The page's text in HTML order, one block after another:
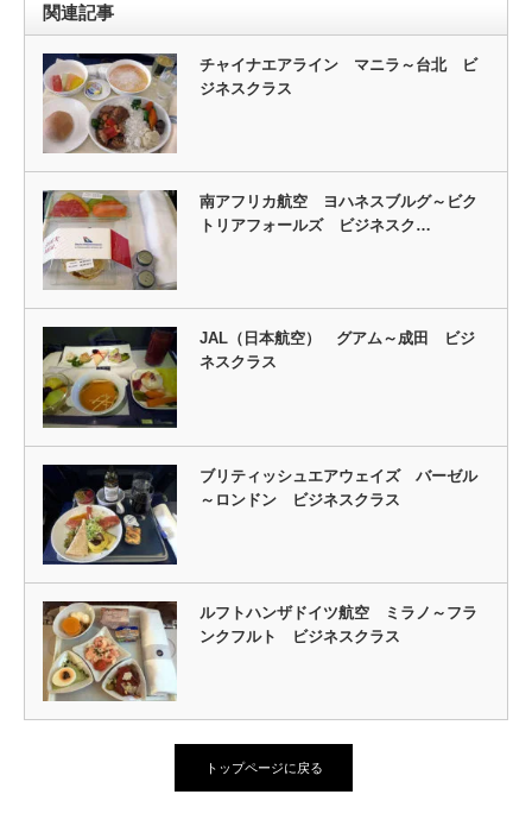
関連記事
チャイナエアライン マニラ～台北 ビ
ジネスクラス
南アフリカ航空 ヨハネスブルグ～ビク
トリアフォールズ ビジネスク…
JAL（日本航空） グアム～成田 ビジ
ネスクラス
ブリティッシュエアウェイズ バーゼル
～ロンドン ビジネスクラス
ルフトハンザドイツ航空 ミラノ～フラ
ンクフルト ビジネスクラス
トップページに戻る